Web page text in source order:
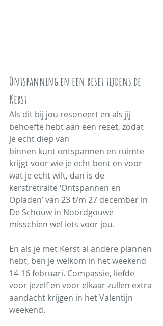
Ontspanning en een reset tijdens de
Kerst
Als dit bij jou resoneert en als jij
behoefte hebt aan een reset, zodat
je echt diep van
binnen kunt ontspannen en ruimte
krijgt voor wie je echt bent en voor
wat je echt wilt, dan is de
kerstretraite ‘Ontspannen en
Opladen’ van 23 t/m 27 december in
De Schouw in Noordgouwe
misschien wel iets voor jou.
En als je met Kerst al andere plannen
hebt, ben je welkom in het weekend
14-16 februari. Compassie, liefde
voor jezelf en voor elkaar zullen extra
aandacht krijgen in het Valentijn
weekend.